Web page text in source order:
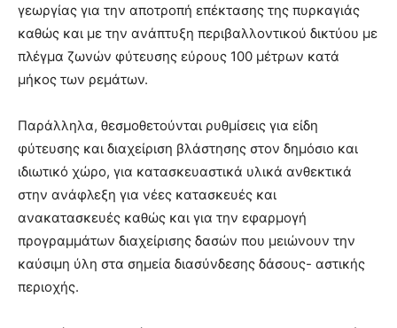
γεωργίας για την αποτροπή επέκτασης της πυρκαγιάς
καθώς και με την ανάπτυξη περιβαλλοντικού δικτύου με
πλέγμα ζωνών φύτευσης εύρους 100 μέτρων κατά
μήκος των ρεμάτων.
Παράλληλα, θεσμοθετούνται ρυθμίσεις για είδη
φύτευσης και διαχείριση βλάστησης στον δημόσιο και
ιδιωτικό χώρο, για κατασκευαστικά υλικά ανθεκτικά
στην ανάφλεξη για νέες κατασκευές και
ανακατασκευές καθώς και για την εφαρμογή
προγραμμάτων διαχείρισης δασών που μειώνουν την
καύσιμη ύλη στα σημεία διασύνδεσης δάσους- αστικής
περιοχής.